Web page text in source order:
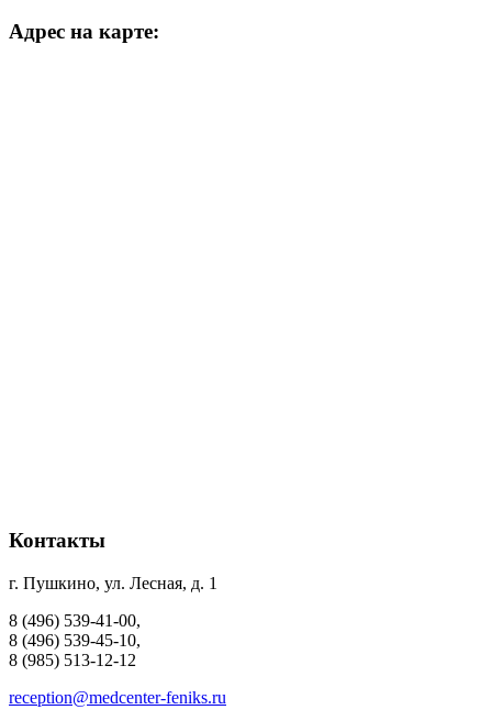
Адрес на карте:
Контакты
г. Пушкино, ул. Лесная, д. 1
8 (496) 539-41-00,
8 (496) 539-45-10,
8 (985) 513-12-12
reception@medcenter-feniks.ru